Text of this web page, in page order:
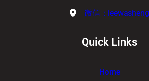
微信：leewasheng
Quick Links
Home